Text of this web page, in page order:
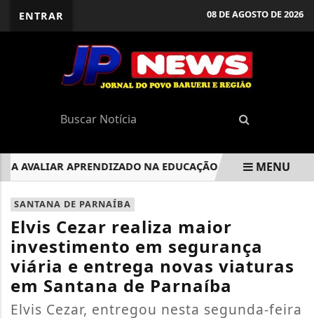
ENTRAR 08 DE AGOSTO DE 2026
APRENDIZADO NA EDUCAÇÃO BÁSICA, DEFINE
EM ALTA
MENU
SANTANA DE PARNAÍBA
Elvis Cezar realiza maior
investimento em segurança
viária e entrega novas viaturas
em Santana de Parnaíba
Elvis Cezar, entregou nesta segunda-feira